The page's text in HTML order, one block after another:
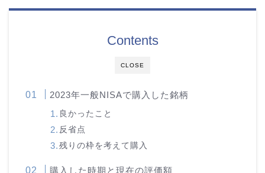
CLOSE
Contents
2023年一般NISAで購入した銘柄
良かったこと
反省点
残りの枠を考えて購入
購入した時期と現在の評価額